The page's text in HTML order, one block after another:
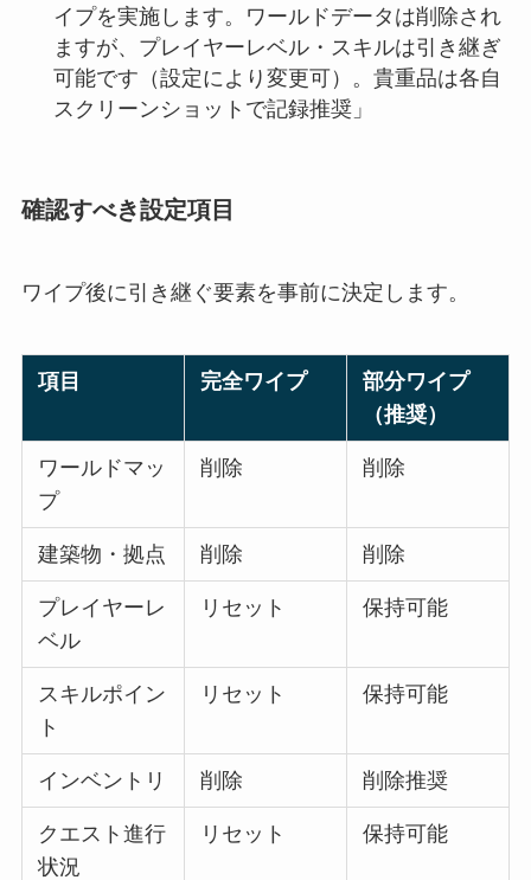
イプを実施します。ワールドデータは削除され
ますが、プレイヤーレベル・スキルは引き継ぎ
可能です（設定により変更可）。貴重品は各自
スクリーンショットで記録推奨」
確認すべき設定項目
ワイプ後に引き継ぐ要素を事前に決定します。
項目 完全ワイプ
部分ワイプ
（推奨）
ワールドマッ
プ
削除 削除
建築物・拠点 削除 削除
プレイヤーレ
ベル
リセット 保持可能
スキルポイン
ト
リセット 保持可能
インベントリ 削除 削除推奨
クエスト進行
状況
リセット 保持可能